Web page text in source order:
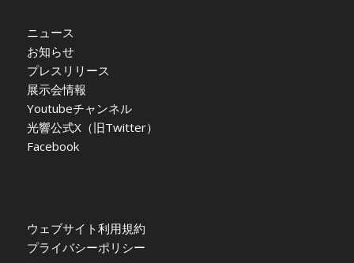
ニュース
お知らせ
プレスリリース
展示会情報
Youtubeチャンネル
光響公式X（旧Twitter）
Facebook
ウェブサイト利用規約
プライバシーポリシー